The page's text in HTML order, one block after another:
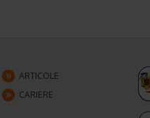
ARTICOLE
CARIERE